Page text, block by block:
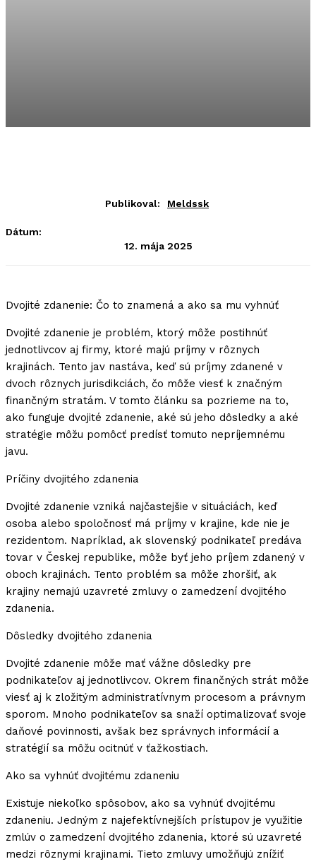
Publikoval: Meldssk
Dátum:
12. mája 2025
Dvojité zdanenie: Čo to znamená a ako sa mu vyhnúť
Dvojité zdanenie je problém, ktorý môže postihnúť
jednotlivcov aj firmy, ktoré majú príjmy v rôznych
krajinách. Tento jav nastáva, keď sú príjmy zdanené v
dvoch rôznych jurisdikciách, čo môže viesť k značným
finančným stratám. V tomto článku sa pozrieme na to,
ako funguje dvojité zdanenie, aké sú jeho dôsledky a aké
stratégie môžu pomôcť predísť tomuto nepríjemnému
javu.
Príčiny dvojitého zdanenia
Dvojité zdanenie vzniká najčastejšie v situáciách, keď
osoba alebo spoločnosť má príjmy v krajine, kde nie je
rezidentom. Napríklad, ak slovenský podnikateľ predáva
tovar v Českej republike, môže byť jeho príjem zdanený v
oboch krajinách. Tento problém sa môže zhoršiť, ak
krajiny nemajú uzavreté zmluvy o zamedzení dvojitého
zdanenia.
Dôsledky dvojitého zdanenia
Dvojité zdanenie môže mať vážne dôsledky pre
podnikateľov aj jednotlivcov. Okrem finančných strát môže
viesť aj k zložitým administratívnym procesom a právnym
sporom. Mnoho podnikateľov sa snaží optimalizovať svoje
daňové povinnosti, avšak bez správnych informácií a
stratégií sa môžu ocitnúť v ťažkostiach.
Ako sa vyhnúť dvojitému zdaneniu
Existuje niekoľko spôsobov, ako sa vyhnúť dvojitému
zdaneniu. Jedným z najefektívnejších prístupov je využitie
zmlúv o zamedzení dvojitého zdanenia, ktoré sú uzavreté
medzi rôznymi krajinami. Tieto zmluvy umožňujú znížiť